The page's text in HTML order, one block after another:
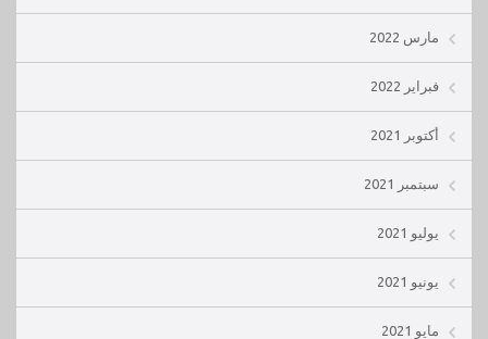
مارس 2022
فبراير 2022
أكتوبر 2021
سبتمبر 2021
يوليو 2021
يونيو 2021
مايو 2021